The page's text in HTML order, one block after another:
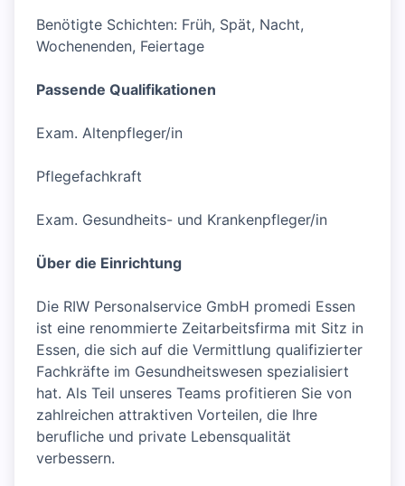
Benötigte Schichten: Früh, Spät, Nacht,
Wochenenden, Feiertage
Passende Qualifikationen
Exam. Altenpfleger/in
Pflegefachkraft
Exam. Gesundheits- und Krankenpfleger/in
Über die Einrichtung
Die RIW Personalservice GmbH promedi Essen
ist eine renommierte Zeitarbeitsfirma mit Sitz in
Essen, die sich auf die Vermittlung qualifizierter
Fachkräfte im Gesundheitswesen spezialisiert
hat. Als Teil unseres Teams profitieren Sie von
zahlreichen attraktiven Vorteilen, die Ihre
berufliche und private Lebensqualität
verbessern.